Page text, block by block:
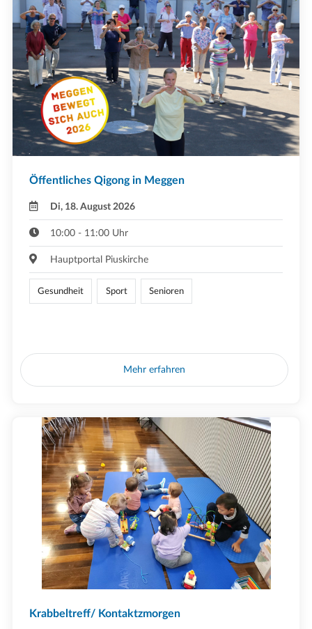
Öffentliches Qigong in Meggen
Di, 18. August 2026
10:00 - 11:00 Uhr
Hauptportal Piuskirche
Gesundheit Sport Senioren
Mehr erfahren
Krabbeltreff/ Kontaktzmorgen